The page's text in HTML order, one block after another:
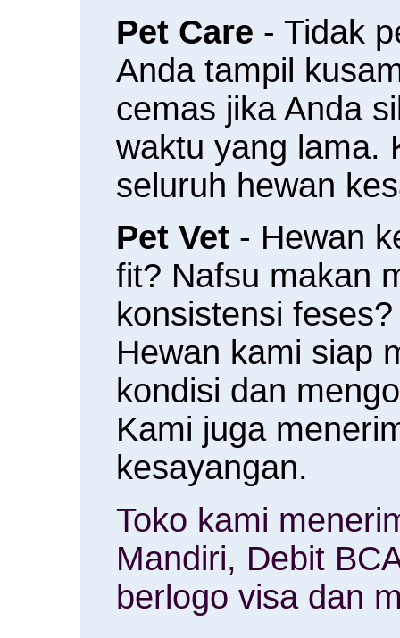
Pet Care - Tidak
Anda tampil
cemas jika Anda
waktu yang lama.
seluruh hewan
Pet Vet - Hewan
fit? Nafsu makan
konsistensi
Hewan kami siap
kondisi dan
Kami juga
kesayangan.
Toko kami
Mandiri, Debit
berlogo visa dan